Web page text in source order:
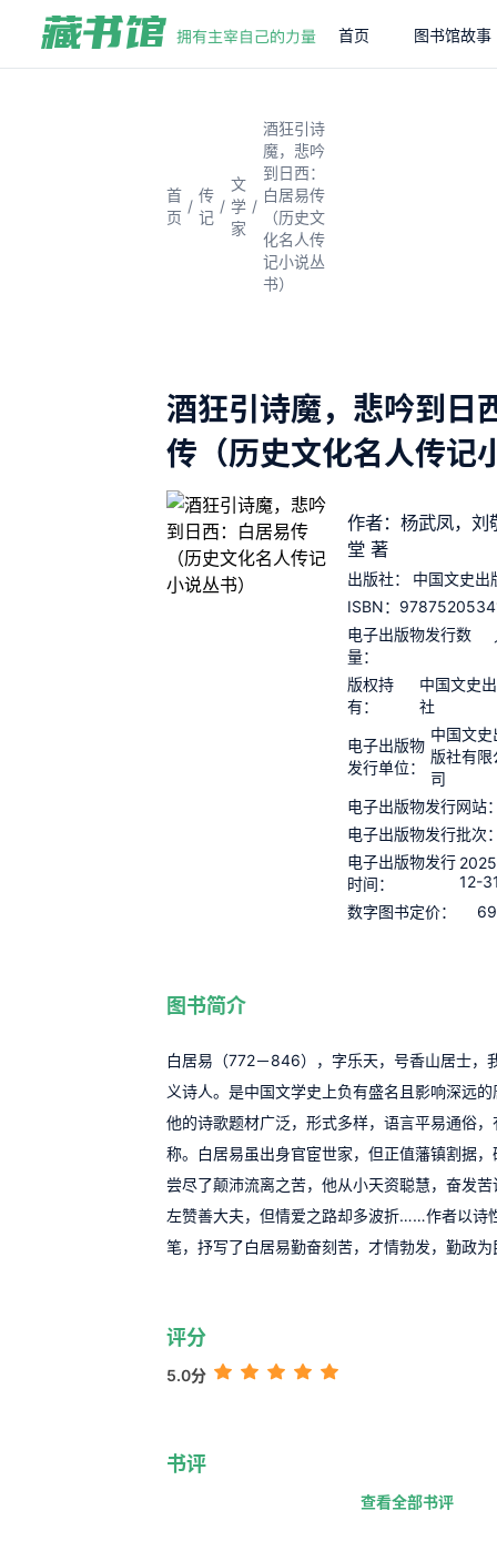
首页 图书馆故事
首
页
/
传
记
/
文
学
家
/
酒狂引诗
魔，悲吟
到日西：
白居易传
（历史文
化名人传
记小说丛
书）
酒狂引诗魔，悲吟到日
传（历史文化名人传记
作者：杨武凤，刘
堂 著
出版社：
中国文史出
ISBN：
电子出版物发行数
量：
版权持
有：
中国文史
社
电子出版物
发行单位：
中国文史
版社有限
司
电子出版物发行网站
电子出版物发行批次
电子出版物发行
时间：
12-
数字图书定价：
图书简介
白居易（772－846），字乐天，号香山居士，
义诗人。是中国文学史上负有盛名且影响深远
他的诗歌题材广泛，形式多样，语言平易通俗，
称。白居易虽出身官宦世家，但正值藩镇割据
尝尽了颠沛流离之苦，他从小天资聪慧，奋发
左赞善大夫，但情爱之路却多波折……作者以诗
笔，抒写了白居易勤奋刻苦，才情勃发，勤政
评分
5.0分
书评
查看全部书评